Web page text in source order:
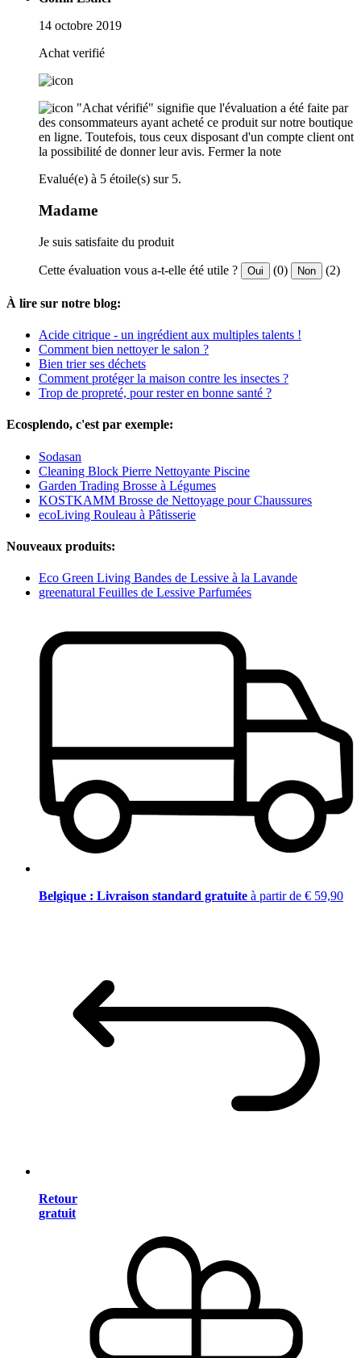
14 octobre 2019
Achat verifié
"Achat vérifié" signifie que l'évaluation a été faite par
des consommateurs ayant acheté ce produit sur notre boutique
en ligne. Toutefois, tous ceux disposant d'un compte client ont
la possibilité de donner leur avis. Fermer la note
Evalué(e) à 5 étoile(s) sur 5.
Madame
Je suis satisfaite du produit
Cette évaluation vous a-t-elle été utile ? Oui (0) Non (2)
À lire sur notre blog:
Acide citrique - un ingrédient aux multiples talents !
Comment bien nettoyer le salon ?
Bien trier ses déchets
Comment protéger la maison contre les insectes ?
Trop de propreté, pour rester en bonne santé ?
Ecosplendo, c'est par exemple:
Sodasan
Cleaning Block Pierre Nettoyante Piscine
Garden Trading Brosse à Légumes
KOSTKAMM Brosse de Nettoyage pour Chaussures
ecoLiving Rouleau à Pâtisserie
Nouveaux produits:
Eco Green Living Bandes de Lessive à la Lavande
greenatural Feuilles de Lessive Parfumées
Belgique : Livraison standard gratuite à partir de € 59,90
Retour
gratuit